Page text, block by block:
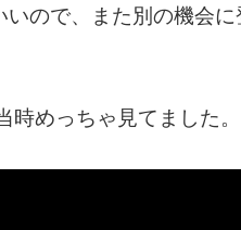
ので、また別の機会
めっちゃ見てました。